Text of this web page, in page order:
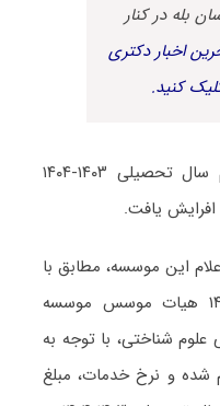
بله در کنار
اخبار دکتری
کنید.
شهریه متغیر دکتری نیمسال دوم سال تحصیلی ۱۴۰۳-۱۴۰۴
یافت.
این موسسه، مطابق با
مصوبه جلسه آبان ماه سال ۱۴۰۳ هیات موسس موسسه
علوم شناختی، با توجه به
شده و نرخ خدمات، مبلغ